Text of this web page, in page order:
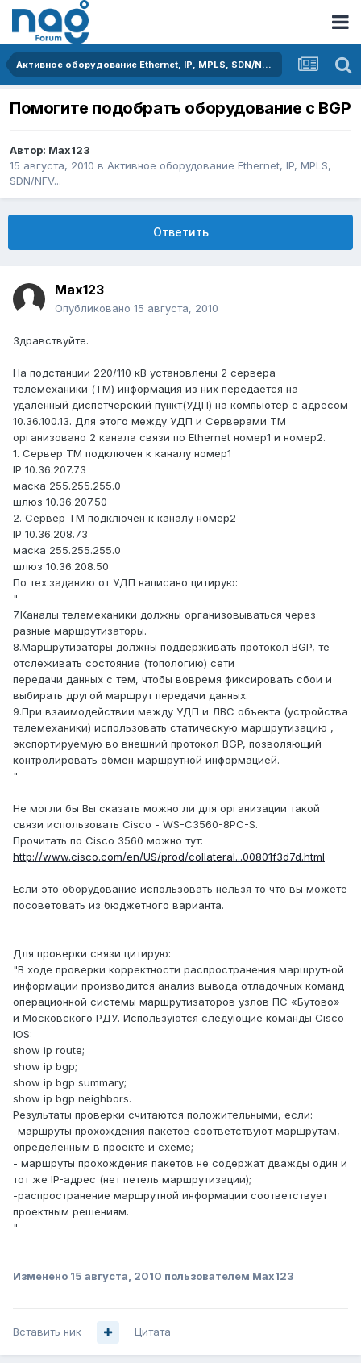
Активное оборудование Ethernet, IP, MPLS, SDN/NFV...
Помогите подобрать оборудование с BGP
Автор: Max123
15 августа, 2010 в Активное оборудование Ethernet, IP, MPLS,
SDN/NFV...
Ответить
Max123
Опубликовано 15 августа, 2010
Здравствуйте.
На подстанции 220/110 кВ установлены 2 сервера
телемеханики (ТМ) информация из них передается на
удаленный диспетчерский пункт(УДП) на компьютер с адресом
10.36.100.13. Для этого между УДП и Серверами ТМ
организовано 2 канала связи по Ethernet номер1 и номер2.
1. Сервер ТМ подключен к каналу номер1
IP 10.36.207.73
маска 255.255.255.0
шлюз 10.36.207.50
2. Сервер ТМ подключен к каналу номер2
IP 10.36.208.73
маска 255.255.255.0
шлюз 10.36.208.50
По тех.заданию от УДП написано цитирую:
"
7.Каналы телемеханики должны организовываться через
разные маршрутизаторы.
8.Маршрутизаторы должны поддерживать протокол BGP, те
отслеживать состояние (топологию) сети
передачи данных с тем, чтобы вовремя фиксировать сбои и
выбирать другой маршрут передачи данных.
9.При взаимодействии между УДП и ЛВС объекта (устройства
телемеханики) использовать статическую маршрутизацию ,
экспортируемую во внешний протокол BGP, позволяющий
контролировать обмен маршрутной информацией.
"
Не могли бы Вы сказать можно ли для организации такой
связи использовать Cisco - WS-C3560-8PC-S.
Прочитать по Cisco 3560 можно тут:
http://www.cisco.com/en/US/prod/collateral...00801f3d7d.html
Если это оборудование использовать нельзя то что вы можете
посоветовать из бюджетного варианта.
Для проверки связи цитирую:
"В ходе проверки корректности распространения маршрутной
информации производится анализ вывода отладочных команд
операционной системы маршрутизаторов узлов ПС «Бутово»
и Московского РДУ. Используются следующие команды Cisco
IOS:
show ip route;
show ip bgp;
show ip bgp summary;
show ip bgp neighbors.
Результаты проверки считаются положительными, если:
-маршруты прохождения пакетов соответствуют маршрутам,
определенным в проекте и схеме;
- маршруты прохождения пакетов не содержат дважды один и
тот же IP-адрес (нет петель маршрутизации);
-распространение маршрутной информации соответствует
проектным решениям.
"
Изменено 15 августа, 2010 пользователем Max123
Вставить ник Цитата